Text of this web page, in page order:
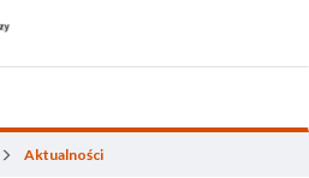
Aktualności